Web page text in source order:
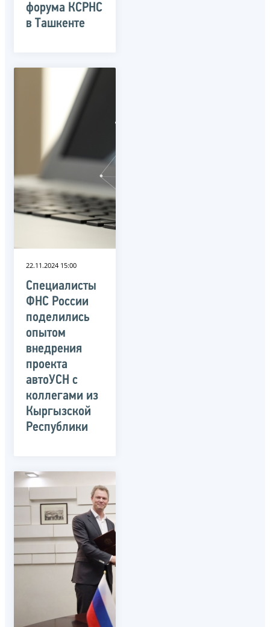
форума КСРНС
в Ташкенте
22.11.2024 15:00
Специалисты
ФНС России
поделились
опытом
внедрения
проекта
автоУСН с
коллегами из
Кыргызской
Республики